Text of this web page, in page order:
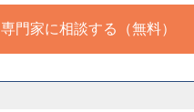
専門家に相談する（無料）